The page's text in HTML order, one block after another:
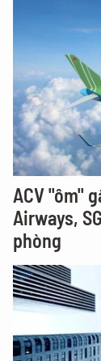
ACV "ôm"
Airways,
phòng